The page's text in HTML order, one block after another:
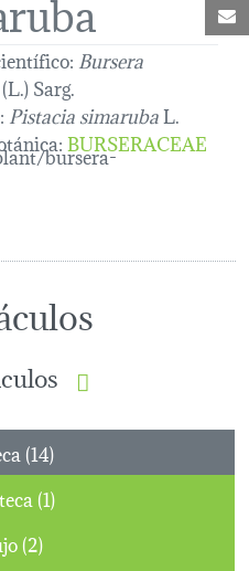
Bursera
(L.) Sarg.
Pistacia simarubaL.
:BURSERACEAE
Fototeca (14)
Scanoteca (1)
Dibujo (2)